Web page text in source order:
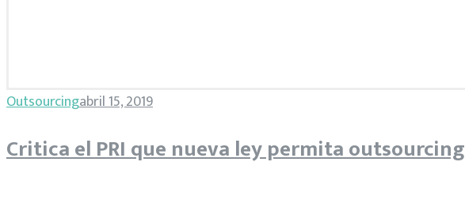
Etiqueta:
PRI
Outsourcingabril 15, 2019
Critica el PRI que nueva ley permita outsourcing